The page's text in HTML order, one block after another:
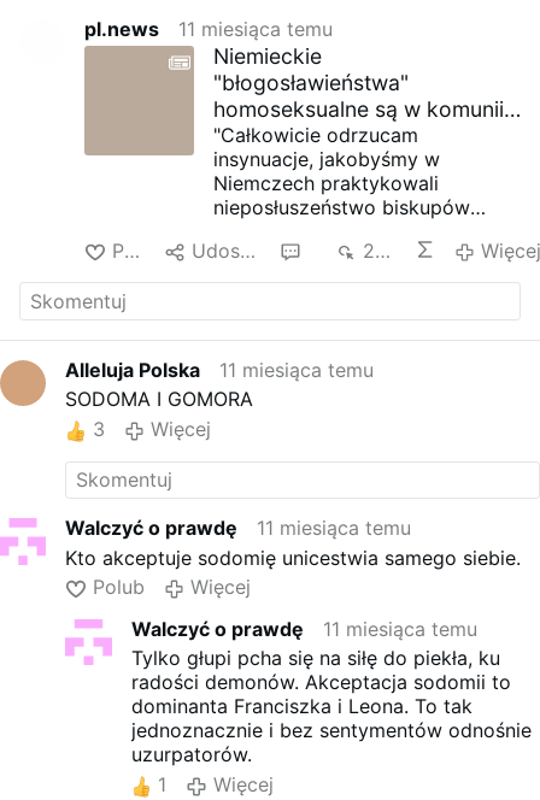
pl.news 11 miesiąca temu
Niemieckie
"błogosławieństwa"
homoseksualne są w komunii
z Leonem XIV - Monsignor
Bätzing
"Całkowicie odrzucam
insynuacje, jakobyśmy w
Niemczech praktykowali
nieposłuszeństwo biskupów
konfrontacyjny kurs wobec
Rzymu". Biskup Georg Bätzing z
Konferencji Episkopatu Niemiec,
czwartek na zakończenie
spotkania biskupów w Fuldzie.
wysiłków wszystkich biskupów".
W poniedziałek biskup Bätzing
powiedział, że niemieccy biskupi
nie wycofają swoich wytycznych
dotyczących "błogosławienia"
par homoseksualnych.
Biskup Bätzing wyjaśnił: "W
wywiadzie papież jednoznacznie
stwierdził, że 'Fiducia Supplicans'
nie zostanie wycofana.
Niemieckie wytyczne,
"Błogosławieństwa dają siłę
miłości", są duszpasterską
Polub Udostępnij 2 tys.
Alleluja Polska
11 miesiąca temu
SODOMA I GOMORA
3
Więcej
Walczyć o prawdę
11 miesiąca temu
Kto akceptuje sodomię unicestwia samego siebie.
Polub
Więcej
Walczyć o prawdę
11 miesiąca temu
Tylko głupi pcha się na siłę do piekła, ku
radości demonów. Akceptacja sodomii to
dominanta Franciszka i Leona. To tak
jednoznacznie i bez sentymentów odnośnie
uzurpatorów.
1
Więcej